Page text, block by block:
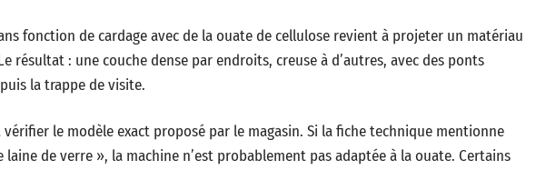
fonction de cardage avec de la ouate de cellulose revient à projeter un matériau
résultat : une couche dense par endroits, creuse à d’autres, avec des ponts
la trappe de visite.
le modèle exact proposé par le magasin. Si la fiche technique mentionne
de verre », la machine n’est probablement pas adaptée à la ouate. Certains